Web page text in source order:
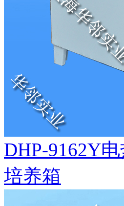
DHP-9162Y
培养箱